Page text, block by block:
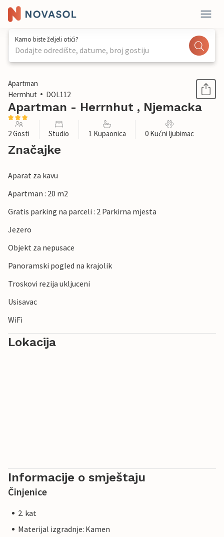
Kamo biste željeli otići?
Dodajte odredište, datume, broj gostiju
1 / 25
Apartman
Herrnhut
DOL112
Apartman - Herrnhut , Njemacka
2 Gosti Studio 1 Kupaonica 0 Kućni ljubimac
Značajke
Aparat za kavu
Apartman : 20 m2
Gratis parking na parceli : 2 Parkirna mjesta
Jezero
Objekt za nepusace
Panoramski pogled na krajolik
Troskovi rezija ukljuceni
Usisavac
WiFi
Lokacija
Informacije o smještaju
Činjenice
2. kat
Materijal izgradnje: Kamen